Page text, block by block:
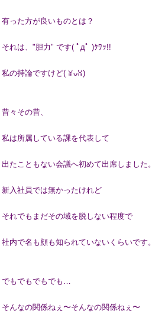
有った方が良いものとは？
それは、"胆力" です( ﾟдﾟ )ｸﾜｯ!!
私の持論ですけど(⁠ ⁠ꈍ⁠ᴗ⁠ꈍ⁠)
昔々その昔、
私は所属している課を代表して
出たこともない会議へ初めて出席しました。
新入社員では無かったけれど
それでもまだその域を脱しない程度で
社内で名も顔も知られていないくらいです。
でもでもでもでも…
そんなの関係ねぇ〜そんなの関係ねぇ〜